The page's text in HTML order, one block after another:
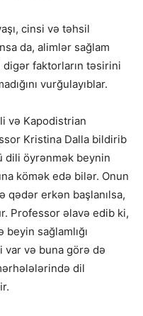
cinsi və təhsil
da, alimlər sağlam
faktorların təsirini
vurğulayıblar.
və Kapodistrian
Kristina Dalla bildirib
dili öyrənmək beynin
kömək edə bilər. Onun
qədər erkən başlanılsa,
Professor əlavə edib ki,
sağlamlığı
var və buna görə də
dil